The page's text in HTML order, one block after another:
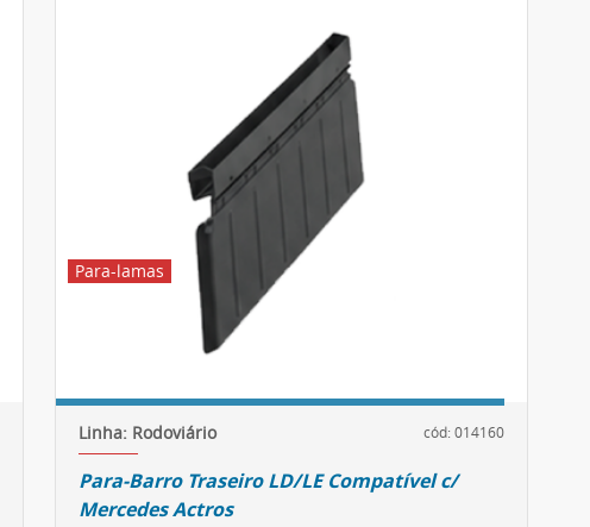
cód: 014160
Linha: Rodoviário
Para-Barro Traseiro LD/LE Compatível c/
Mercedes Actros
Para-lamas